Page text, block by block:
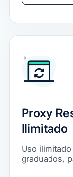
Proxy
Ilimitado
Uso
graduados,